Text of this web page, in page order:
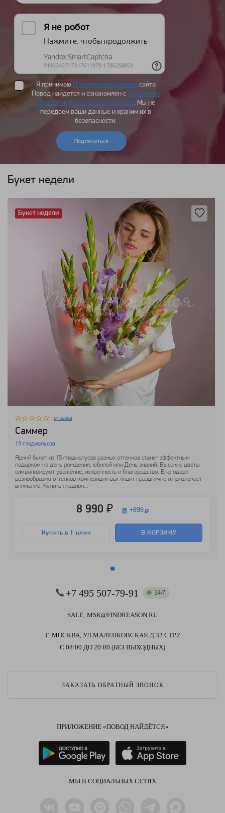
Я принимаю Правила пользования сайта
Повод найдется и ознакомлен с Политикой
обработки персональных данных. Мы не
передаем ваши данные и храним их в
безопасности.
Подписаться
Букет недели
отзывы
Саммер
15 гладиолусов
Яркий букет из 15 гладиолусов разных оттенков станет эффектным
подарком на день рождения, юбилей или День знаний. Высокие цветы
символизируют уважение, искренность и благородство. Благодаря
разнообразию оттенков композиция выглядит празднично и привлекает
внимание. Купить гладиол...
8 990 ₽ +899
Купить в 1 клик В КОРЗИНУ
Букет недели
+7 495 507-79-91 24/7
SALE_MSK@FINDREASON.RU
Г. МОСКВА, УЛ.МАЛЕНКОВСКАЯ Д.32 СТР.2
С 08:00 ДО 20:00 (БЕЗ ВЫХОДНЫХ)
ЗАКАЗАТЬ ОБРАТНЫЙ ЗВОНОК
ПРИЛОЖЕНИЕ «ПОВОД НАЙДЁТСЯ»
МЫ В СОЦИАЛЬНЫХ СЕТЯХ